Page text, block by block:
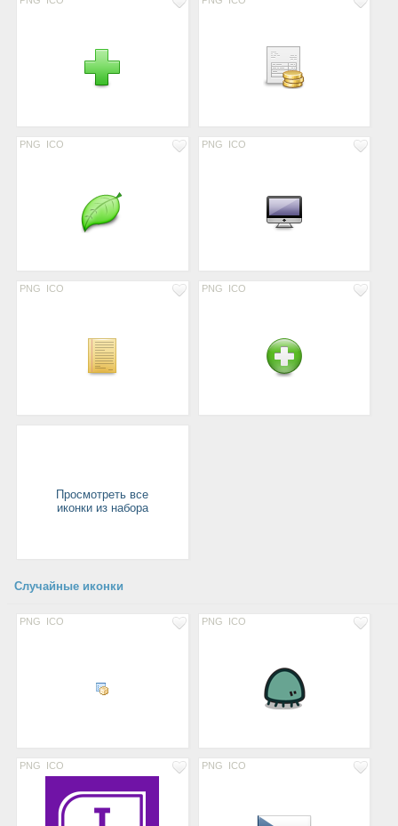
PNG ICO PNG ICO
PNG ICO PNG ICO
Просмотреть все
иконки из набора
Случайные иконки
PNG ICO PNG ICO
PNG ICO PNG ICO